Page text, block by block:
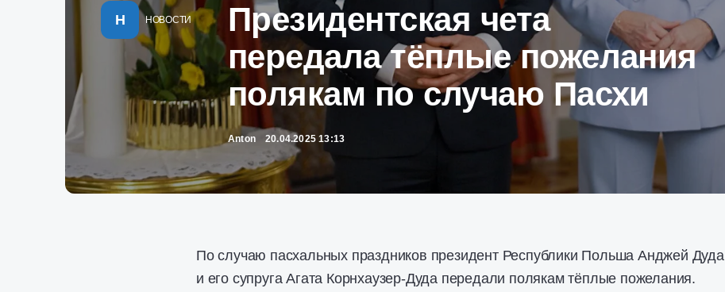
Н НОВОСТИ
Президентская чета
передала тёплые пожелания
полякам по случаю Пасхи
Anton 20.04.2025 13:13
По случаю пасхальных праздников президент Республики Польша Анджей Дуда
и его супруга Агата Корнхаузер-Дуда передали полякам тёплые пожелания.